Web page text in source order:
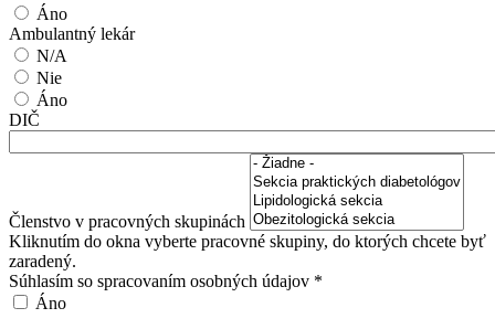
Áno
Ambulantný lekár
N/A
Nie
Áno
DIČ
Členstvo v pracovných skupinách
Kliknutím do okna vyberte pracovné skupiny, do ktorých chcete byť
zaradený.
Súhlasím so spracovaním osobných údajov *
Áno